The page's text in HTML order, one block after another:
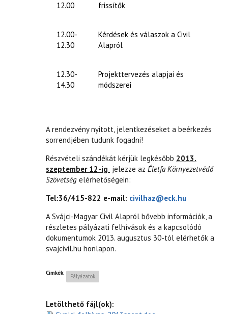
12.00
frissítők
12.00-
12.30
Kérdések és válaszok a Civil
Alapról
12.30-
14.30
Projekttervezés alapjai és
módszerei
A rendezvény nyitott, jelentkezéseket a beérkezés
sorrendjében tudunk fogadni!
Részvételi szándékát kérjük legkésőbb 2013.
szeptember 12-ig jelezze az Életfa Környezetvédő
Szövetség elérhetőségein:
Tel:36/415-822 e-mail: civilhaz@eck.hu
A Svájci-Magyar Civil Alapról bővebb információk, a
részletes pályázati felhívások és a kapcsolódó
dokumentumok 2013. augusztus 30-tól elérhetők a
svajcivil.hu honlapon.
Címkék: Pályázatok
Letölthető fájl(ok):